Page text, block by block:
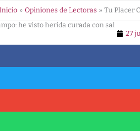
Opiniones de Lectoras
Tu Placer
he visto herida curada con sal
27